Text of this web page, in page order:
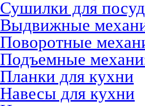
Сушилки для
Выдвижные
Поворотные
Подъемные
Планки для кухни
Навесы для кухни